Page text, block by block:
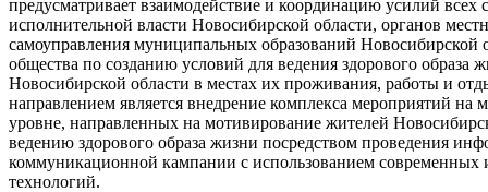
предусматривает взаимодействие и координацию усилий всех
исполнительной власти Новосибирской области, органов
самоуправления муниципальных образований Новосибирской
общества по созданию условий для ведения здорового образа
Новосибирской области в местах их проживания, работы и
направлением является внедрение комплекса мероприятий на
уровне, направленных на мотивирование жителей
ведению здорового образа жизни посредством проведения
коммуникационной кампании с использованием
технологий.